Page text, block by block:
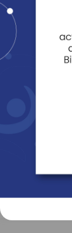
Revista Fácil Vivir